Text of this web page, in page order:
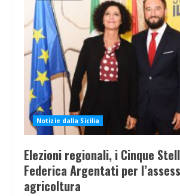
Notizie dalla Sicilia
Elezioni regionali, i Cinque
Federica Argentati per
agricoltura